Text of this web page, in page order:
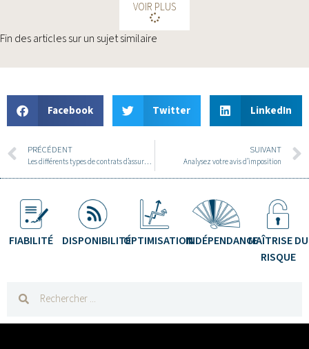
VOIR PLUS
Fin des articles sur un sujet similaire
Facebook Twitter LinkedIn
PRÉCÉDENT
Les différents types de contrats d’assurance-vie et leurs supports
SUIVANT
Analysez votre avis d’imposition
FIABILITÉ DISPONIBILITÉOPTIMISATIONINDÉPENDANCEMAÎTRISE DU
RISQUE